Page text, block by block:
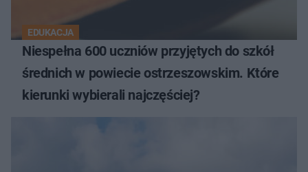
EDUKACJA
Niespełna 600 uczniów przyjętych do szkół
średnich w powiecie ostrzeszowskim. Które
kierunki wybierali najczęściej?